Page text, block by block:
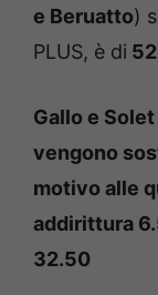
e Beruatto)
PLUS, è di
Gallo e
vengono
motivo alle
addirittura
32.50